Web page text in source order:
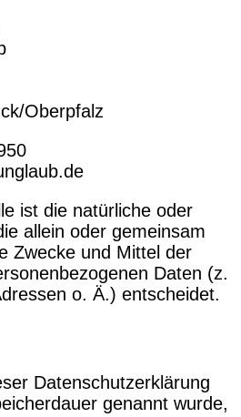
Oberpfalz
ist die natürliche oder
allein oder gemeinsam
Zwecke und Mittel der
Daten (z.
o. Ä.) entscheidet.
Datenschutzerklärung
genannt wurde,